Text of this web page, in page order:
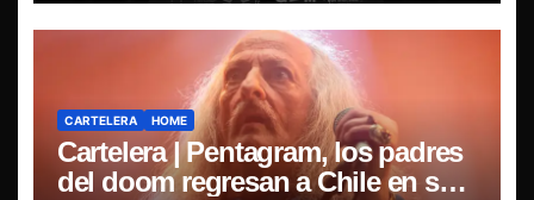
CARTELERA HOME
Cartelera | Pentagram, los padres
del doom regresan a Chile en su